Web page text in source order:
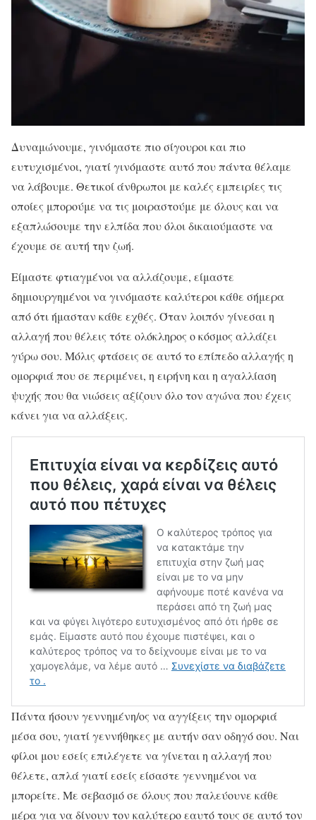
Δυναμώνουμε, γινόμαστε πιο σίγουροι και πιο
ευτυχισμένοι, γιατί γινόμαστε αυτό που πάντα θέλαμε
να λάβουμε. Θετικοί άνθρωποι με καλές εμπειρίες τις
οποίες μπορούμε να τις μοιραστούμε με όλους και να
εξαπλώσουμε την ελπίδα που όλοι δικαιούμαστε να
έχουμε σε αυτή την ζωή.
Είμαστε φτιαγμένοι να αλλάζουμε, είμαστε
δημιουργημένοι να γινόμαστε καλύτεροι κάθε σήμερα
από ότι ήμασταν κάθε εχθές. Όταν λοιπόν γίνεσαι η
αλλαγή που θέλεις τότε ολόκληρος ο κόσμος αλλάζει
γύρω σου. Μόλις φτάσεις σε αυτό το επίπεδο αλλαγής η
ομορφιά που σε περιμένει, η ειρήνη και η αγαλλίαση
ψυχής που θα νιώσεις αξίζουν όλο τον αγώνα που έχεις
κάνει για να αλλάξεις.
Πάντα ήσουν γεννημένη/ος να αγγίξεις την ομορφιά
μέσα σου, γιατί γεννήθηκες με αυτήν σαν οδηγό σου. Ναι
φίλοι μου εσείς επιλέγετε να γίνεται η αλλαγή που
θέλετε, απλά γιατί εσείς είσαστε γεννημένοι να
μπορείτε. Με σεβασμό σε όλους που παλεύουνε κάθε
μέρα για να δίνουν τον καλύτερο εαυτό τους σε αυτό τον